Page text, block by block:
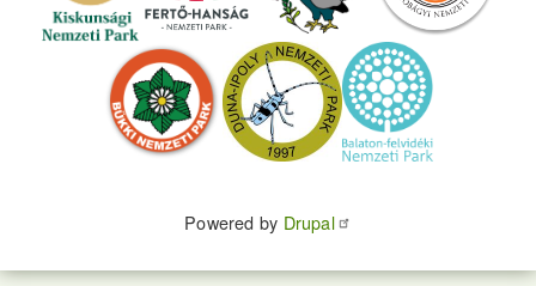
Powered by Drupal